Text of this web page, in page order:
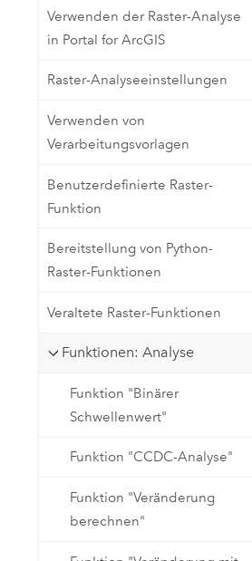
Verwenden der Raster-Analyse
in Portal for ArcGIS
Raster-Analyseeinstellungen
Verwenden von
Verarbeitungsvorlagen
Benutzerdefinierte Raster-
Funktion
Bereitstellung von Python-
Raster-Funktionen
Veraltete Raster-Funktionen
Funktionen: Analyse
Funktion "Binärer
Schwellenwert"
Funktion "CCDC-Analyse"
Funktion "Veränderung
berechnen"